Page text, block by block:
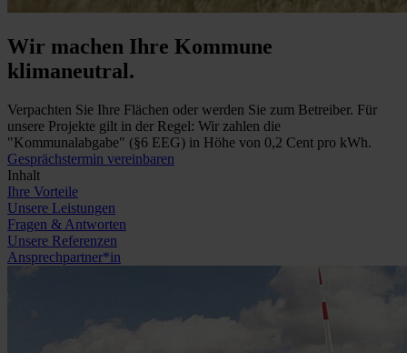
Wir machen Ihre Kommune
klimaneutral.
Verpachten Sie Ihre Flächen oder werden Sie zum Betreiber. Für
unsere Projekte gilt in der Regel: Wir zahlen die
"Kommunalabgabe" (§6 EEG) in Höhe von 0,2 Cent pro kWh.
Gesprächstermin vereinbaren
Inhalt
Ihre Vorteile
Unsere Leistungen
Fragen & Antworten
Unsere Referenzen
Ansprechpartner*in